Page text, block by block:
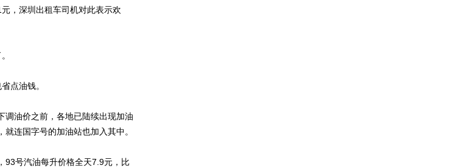
，深圳出租车司机对此表示欢
点油钱。
油价之前，各地已陆续出现加油
连国字号的加油站也加入其中。
号汽油每升价格全天7.9元，比